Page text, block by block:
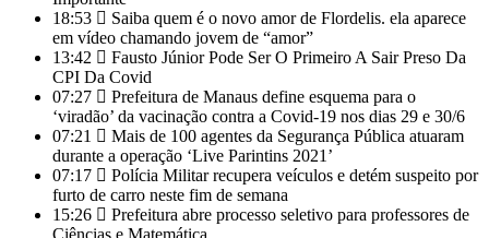
18:53
Saiba quem é o novo amor de Flordelis. ela aparece
em vídeo chamando jovem de “amor”
13:42
Fausto Júnior Pode Ser O Primeiro A Sair Preso Da
CPI Da Covid
07:27
Prefeitura de Manaus define esquema para o
‘viradão’ da vacinação contra a Covid-19 nos dias 29 e 30/6
07:21
Mais de 100 agentes da Segurança Pública atuaram
durante a operação ‘Live Parintins 2021’
07:17
Polícia Militar recupera veículos e detém suspeito por
furto de carro neste fim de semana
15:26
Prefeitura abre processo seletivo para professores de
Ciências e Matemática